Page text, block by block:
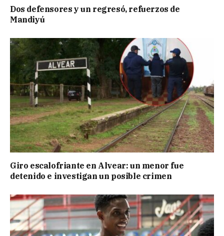
Dos defensores y un regresó, refuerzos de
Mandiyú
Giro escalofriante en Alvear: un menor fue
detenido e investigan un posible crimen